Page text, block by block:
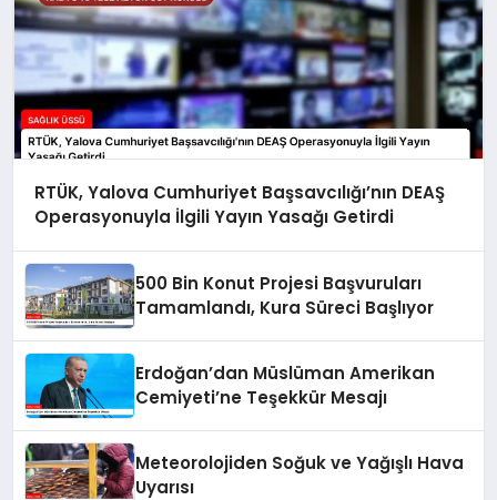
RTÜK, Yalova Cumhuriyet Başsavcılığı’nın DEAŞ
Operasyonuyla İlgili Yayın Yasağı Getirdi
500 Bin Konut Projesi Başvuruları
Tamamlandı, Kura Süreci Başlıyor
Erdoğan’dan Müslüman Amerikan
Cemiyeti’ne Teşekkür Mesajı
Meteorolojiden Soğuk ve Yağışlı Hava
Uyarısı